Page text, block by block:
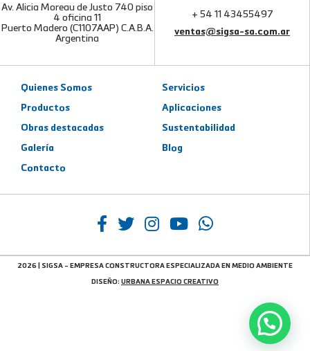
Av. Alicia Moreau de Justo 740 piso
4 oficina 11
Puerto Madero (C1107AAP) C.A.B.A.
Argentina
+ 54 11 43455497
ventas@sigsa-sa.com.ar
Quienes Somos Servicios
Productos Aplicaciones
Obras destacadas Sustentabilidad
Galería Blog
Contacto
2026 | SIGSA - EMPRESA CONSTRUCTORA ESPECIALIZADA EN MEDIO AMBIENTE
DISEÑO: URBANA ESPACIO CREATIVO